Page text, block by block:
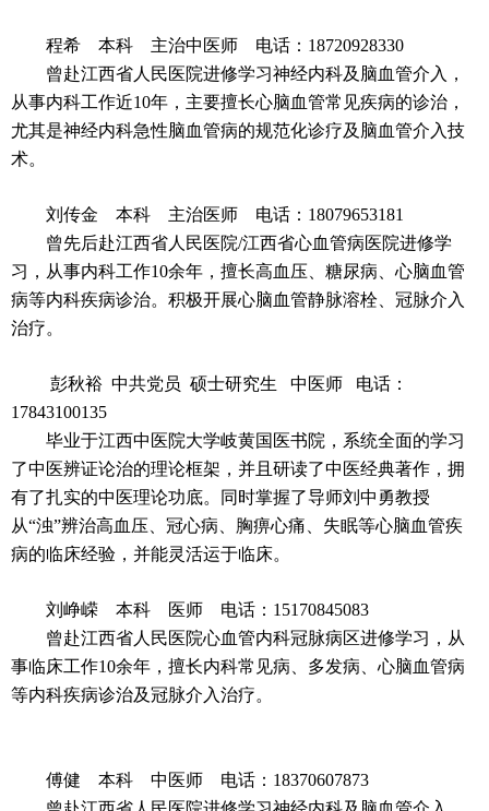
程希 本科 主治中医师 电话：18720928330
曾赴江西省人民医院进修学习神经内科及脑血管介入，
从事内科工作近10年，主要擅长心脑血管常见疾病的诊治，
尤其是神经内科急性脑血管病的规范化诊疗及脑血管介入技
术。
刘传金 本科 主治医师 电话：18079653181
曾先后赴江西省人民医院/江西省心血管病医院进修学
习，从事内科工作10余年，擅长高血压、糖尿病、心脑血管
病等内科疾病诊治。积极开展心脑血管静脉溶栓、冠脉介入
治疗。
彭秋裕 中共党员 硕士研究生 中医师 电话：
17843100135
毕业于江西中医院大学岐黄国医书院，系统全面的学习
了中医辨证论治的理论框架，并且研读了中医经典著作，拥
有了扎实的中医理论功底。同时掌握了导师刘中勇教授
从“浊”辨治高血压、冠心病、胸痹心痛、失眠等心脑血管疾
病的临床经验，并能灵活运于临床。
刘峥嵘 本科 医师 电话：15170845083
曾赴江西省人民医院心血管内科冠脉病区进修学习，从
事临床工作10余年，擅长内科常见病、多发病、心脑血管病
等内科疾病诊治及冠脉介入治疗。
傅健 本科 中医师 电话：18370607873